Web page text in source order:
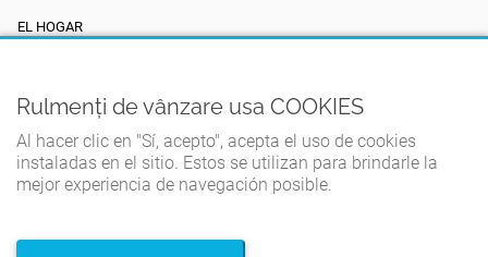
EL HOGAR
POLÍTICA DE PRIVACIDAD
CONTACTO
Rulmenți de vânzare usa COOKIES
Al hacer clic en "Sí, acepto", acepta el uso de cookies
instaladas en el sitio. Estos se utilizan para brindarle la
mejor experiencia de navegación posible.